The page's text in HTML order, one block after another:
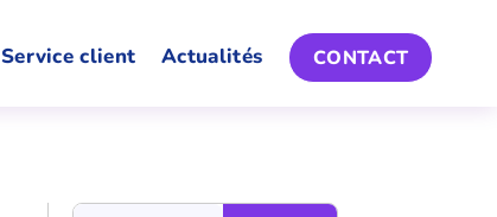
Service client Actualités CONTACT